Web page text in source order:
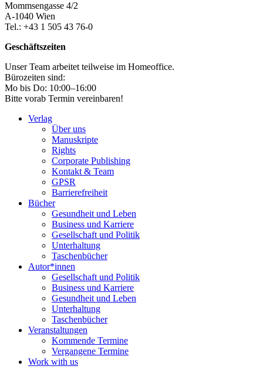
Mommsengasse 4/2
A-1040 Wien
Tel.: +43 1 505 43 76-0
Geschäftszeiten
Unser Team arbeitet teilweise im Homeoffice.
Bürozeiten sind:
Mo bis Do: 10:00–16:00
Bitte vorab Termin vereinbaren!
Verlag
Über uns
Manuskripte
Rights
Corporate Publishing
Kontakt & Team
GPSR
Barrierefreiheit
Bücher
Gesundheit und Leben
Business und Karriere
Gesellschaft und Politik
Unterhaltung
Taschenbücher
Autor*innen
Gesellschaft und Politik
Business und Karriere
Gesundheit und Leben
Unterhaltung
Taschenbücher
Veranstaltungen
Kommende Termine
Vergangene Termine
Work with us